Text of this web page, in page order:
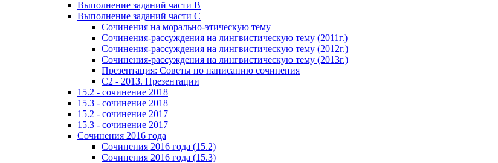
Выполнение заданий части В
Выполнение заданий части С
Сочинения на морально-этическую тему
Сочинения-рассуждения на лингвистическую тему (2011г.)
Сочинения-рассуждения на лингвистическую тему (2012г.)
Сочинения-рассуждения на лингвистическую тему (2013г.)
Презентация: Советы по написанию сочинения
C2 - 2013. Презентации
15.2 - сочинение 2018
15.3 - сочинение 2018
15.2 - сочинение 2017
15.3 - сочинение 2017
Сочинения 2016 года
Сочинения 2016 года (15.2)
Сочинения 2016 года (15.3)